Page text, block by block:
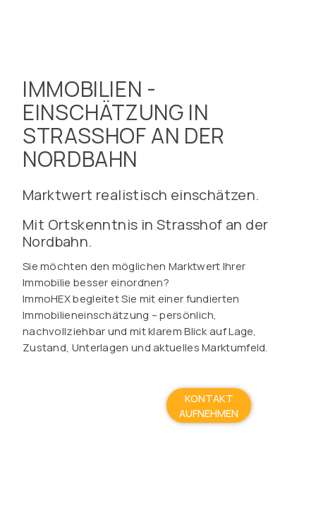
IMMOBILIEN -
EINSCHÄTZUNG IN
STRASSHOF AN DER
NORDBAHN
Marktwert realistisch einschätzen.
Mit Ortskenntnis in Strasshof an der
Nordbahn.
Sie möchten den möglichen Marktwert Ihrer
Immobilie besser einordnen?
ImmoHEX begleitet Sie mit einer fundierten
Immobilieneinschätzung – persönlich,
nachvollziehbar und mit klarem Blick auf Lage,
Zustand, Unterlagen und aktuelles Marktumfeld.
KONTAKT
AUFNEHMEN